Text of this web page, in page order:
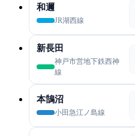
和邇
JR湖西線
新長田
神戸市営地下鉄西神
線
本鵠沼
小田急江ノ島線